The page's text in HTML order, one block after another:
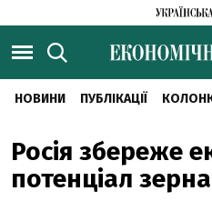
НОВИНИ ПУБЛІКАЦІЇ
Росія збереже
потенціал